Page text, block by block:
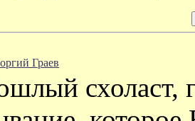
Граев
схоласт,